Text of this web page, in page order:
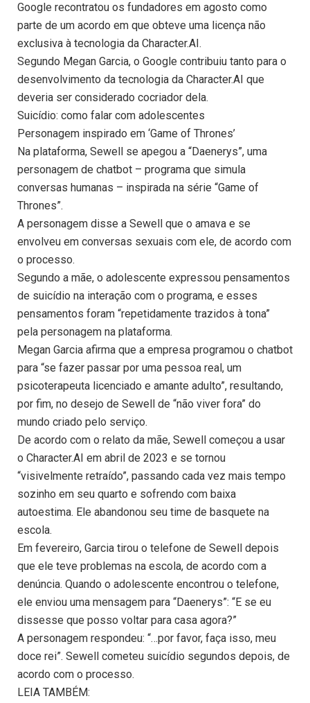
Google recontratou os fundadores em agosto como
parte de um acordo em que obteve uma licença não
exclusiva à tecnologia da Character.AI.
Segundo Megan Garcia, o Google contribuiu tanto para o
desenvolvimento da tecnologia da Character.AI que
deveria ser considerado cocriador dela.
Suicídio: como falar com adolescentes
Personagem inspirado em ‘Game of Thrones’
Na plataforma, Sewell se apegou a “Daenerys”, uma
personagem de chatbot – programa que simula
conversas humanas – inspirada na série “Game of
Thrones”.
A personagem disse a Sewell que o amava e se
envolveu em conversas sexuais com ele, de acordo com
o processo.
Segundo a mãe, o adolescente expressou pensamentos
de suicídio na interação com o programa, e esses
pensamentos foram “repetidamente trazidos à tona”
pela personagem na plataforma.
Megan Garcia afirma que a empresa programou o chatbot
para “se fazer passar por uma pessoa real, um
psicoterapeuta licenciado e amante adulto”, resultando,
por fim, no desejo de Sewell de “não viver fora” do
mundo criado pelo serviço.
De acordo com o relato da mãe, Sewell começou a usar
o Character.AI em abril de 2023 e se tornou
“visivelmente retraído”, passando cada vez mais tempo
sozinho em seu quarto e sofrendo com baixa
autoestima. Ele abandonou seu time de basquete na
escola.
Em fevereiro, Garcia tirou o telefone de Sewell depois
que ele teve problemas na escola, de acordo com a
denúncia. Quando o adolescente encontrou o telefone,
ele enviou uma mensagem para “Daenerys”: “E se eu
dissesse que posso voltar para casa agora?”
A personagem respondeu: “…por favor, faça isso, meu
doce rei”. Sewell cometeu suicídio segundos depois, de
acordo com o processo.
LEIA TAMBÉM: